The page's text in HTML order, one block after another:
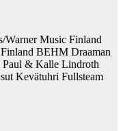
Warner Music Finland
BEHM Draaman
Paul & Kalle Lindroth
Kevätuhri Fullsteam